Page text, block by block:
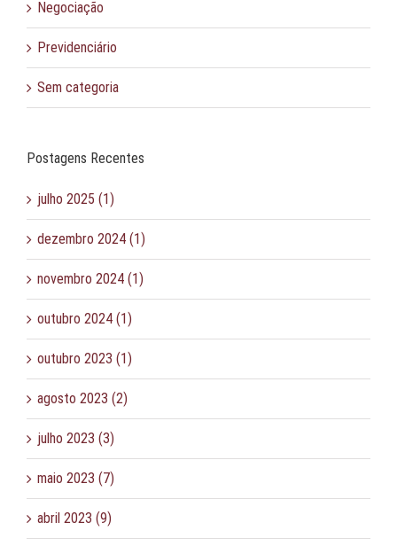
Negociação
Previdenciário
Sem categoria
Postagens Recentes
julho 2025 (1)
dezembro 2024 (1)
novembro 2024 (1)
outubro 2024 (1)
outubro 2023 (1)
agosto 2023 (2)
julho 2023 (3)
maio 2023 (7)
abril 2023 (9)